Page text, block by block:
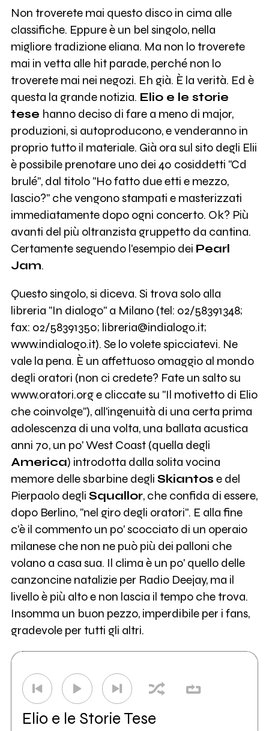
Non troverete mai questo disco in cima alle
classifiche. Eppure è un bel singolo, nella
migliore tradizione eliana. Ma non lo troverete
mai in vetta alle hit parade, perché non lo
troverete mai nei negozi. Eh già. È la verità. Ed è
questa la grande notizia. Elio e le storie
tese hanno deciso di fare a meno di major,
produzioni, si autoproducono, e venderanno in
proprio tutto il materiale. Già ora sul sito degli Elii
è possibile prenotare uno dei 40 cosiddetti "Cd
brulé", dal titolo "Ho fatto due etti e mezzo,
lascio?" che vengono stampati e masterizzati
immediatamente dopo ogni concerto. Ok? Più
avanti del più oltranzista gruppetto da cantina.
Certamente seguendo l'esempio dei Pearl
Jam.
Questo singolo, si diceva. Si trova solo alla
libreria "In dialogo" a Milano (tel: 02/58391348;
fax: 02/58391350; libreria@indialogo.it;
www.indialogo.it). Se lo volete spicciatevi. Ne
vale la pena. È un affettuoso omaggio al mondo
degli oratori (non ci credete? Fate un salto su
www.oratori.org e cliccate su "Il motivetto di Elio
che coinvolge"), all'ingenuità di una certa prima
adolescenza di una volta, una ballata acustica
anni 70, un po' West Coast (quella degli
America) introdotta dalla solita vocina
memore delle sbarbine degli Skiantos e del
Pierpaolo degli Squallor, che confida di essere,
dopo Berlino, "nel giro degli oratori". E alla fine
c'è il commento un po' scocciato di un operaio
milanese che non ne può più dei palloni che
volano a casa sua. Il clima è un po' quello delle
canzoncine natalizie per Radio Deejay, ma il
livello è più alto e non lascia il tempo che trova.
Insomma un buon pezzo, imperdibile per i fans,
gradevole per tutti gli altri.
Elio e le Storie Tese